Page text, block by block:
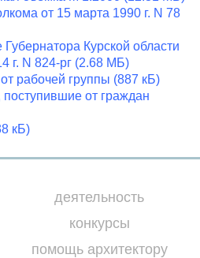
от 15 марта 1990 г. N 78
Курской области
г. N 824-рг (2.68 МБ)
рабочей группы (887 кБ)
от граждан
кБ)
деятельность
конкурсы
помощь архитектору